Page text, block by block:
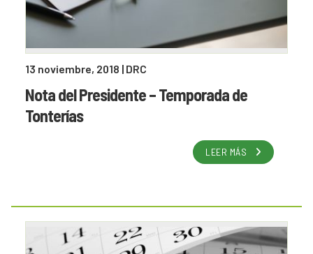
13 noviembre, 2018 | DRC
Nota del Presidente – Temporada de
Tonterías
LEER MÁS